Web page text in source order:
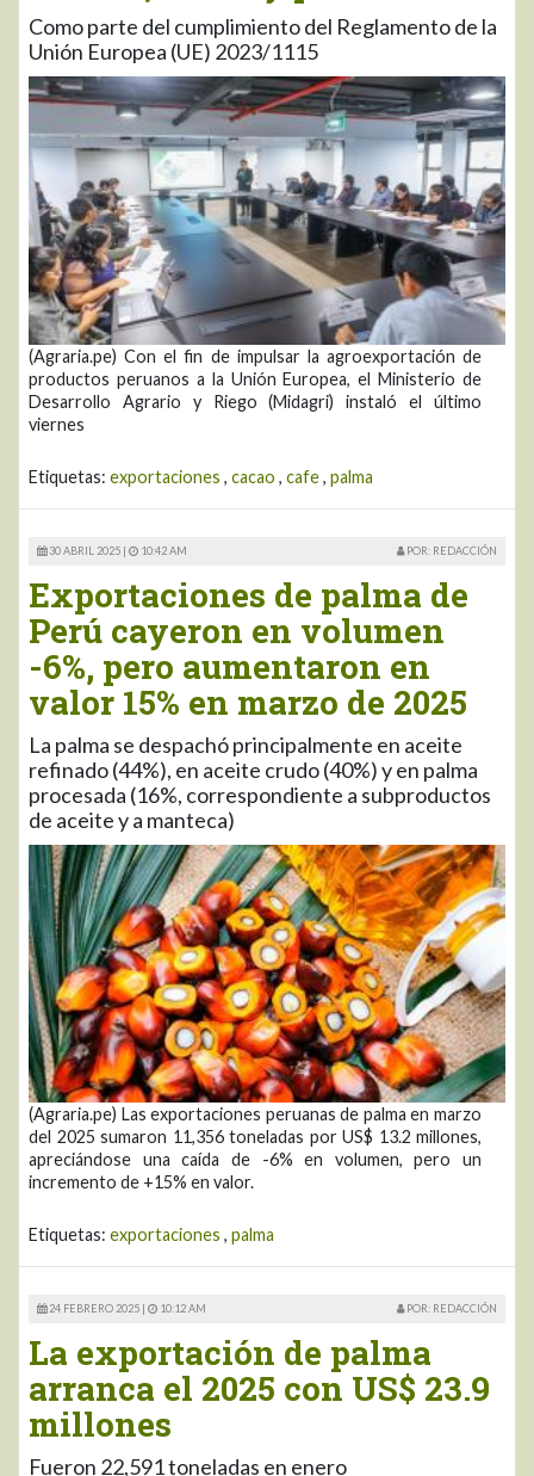
Como parte del cumplimiento del Reglamento de la
Unión Europea (UE) 2023/1115
(Agraria.pe) Con el fin de impulsar la agroexportación de
productos peruanos a la Unión Europea, el Ministerio de
Desarrollo Agrario y Riego (Midagri) instaló el último
viernes
Etiquetas: exportaciones , cacao , cafe, palma
30 ABRIL 2025 | 10:42 AM POR: REDACCIÓN
Exportaciones de palma de
Perú cayeron en volumen
-6%, pero aumentaron en
valor 15% en marzo de 2025
La palma se despachó principalmente en aceite
refinado (44%), en aceite crudo (40%) y en palma
procesada (16%, correspondiente a subproductos
de aceite y a manteca)
(Agraria.pe) Las exportaciones peruanas de palma en marzo
del 2025 sumaron 11,356 toneladas por US$ 13.2 millones,
apreciándose una caída de -6% en volumen, pero un
incremento de +15% en valor.
Etiquetas: exportaciones , palma
24 FEBRERO 2025 | 10:12 AM POR: REDACCIÓN
La exportación de palma
arranca el 2025 con US$ 23.9
millones
Fueron 22,591 toneladas en enero